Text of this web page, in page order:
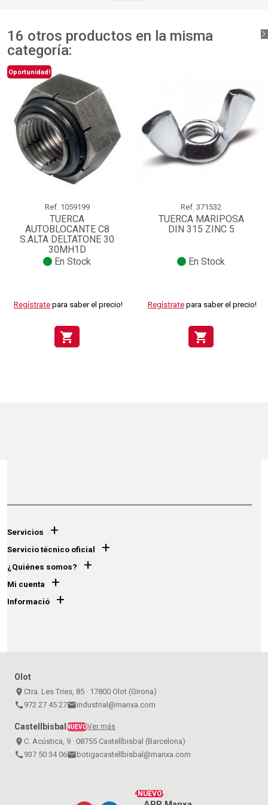
16 otros productos en la misma
categoría:
Oportunidad!
Ref. 1059199
TUERCA
AUTOBLOCANTE C8
S.ALTA DELTATONE 30
30MH1D
En Stock
Regístrate para saber el precio!
shopping_cart
Ref. 371532
TUERCA MARIPOSA
DIN 315 ZINC 5
En Stock
Regístrate para saber el precio!
shopping_cart
Servicios +
Servicio técnico oficial +
¿Quiénes somos? +
Mi cuenta +
Informació +
Olot
place Ctra. Les Tries, 85 · 17800 Olot (Girona)
call 972 27 45 27emailindustrial@manxa.com
CastellbisbalNUEVOVer más
place C. Acústica, 9 · 08755 Castellbisbal (Barcelona)
call 937 50 34 06emailbotigacastellbisbal@manxa.com
¡NUEVO!